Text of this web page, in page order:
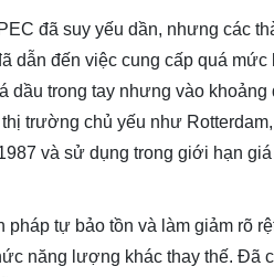
đã suy yếu dần, nhưng các
dẫn đến việc cung cấp quá mức
dầu trong tay nhưng vào khoảng
trường chủ yếu như
và sử dụng trong giới hạn
tự bảo tồn và làm giảm rõ
năng lượng khác thay thế. Đã